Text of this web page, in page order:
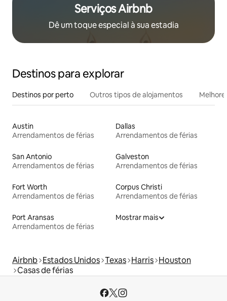
Serviços Airbnb
Dê um toque especial à sua estadia
Destinos para explorar
Destinos por perto Outros tipos de alojamentos
Austin
Arrendamentos de férias
Dallas
Arrendamentos de férias
San Antonio
Arrendamentos de férias
Galveston
Arrendamentos de férias
Fort Worth
Arrendamentos de férias
Corpus Christi
Arrendamentos de férias
Port Aransas
Arrendamentos de férias
Mostrar mais
Airbnb Estados Unidos Texas Harris Houston
Casas de férias